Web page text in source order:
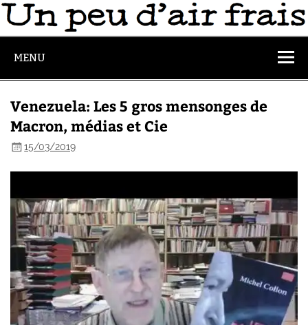
MENU
Venezuela: Les 5 gros mensonges de
Macron, médias et Cie
15/03/2019